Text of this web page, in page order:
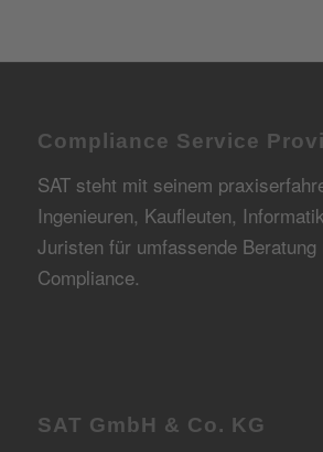
Compliance Service
SAT steht mit seinem
Ingenieuren, Kaufleuten,
Juristen für umfassende Beratung
Compliance.
SAT GmbH & Co. KG